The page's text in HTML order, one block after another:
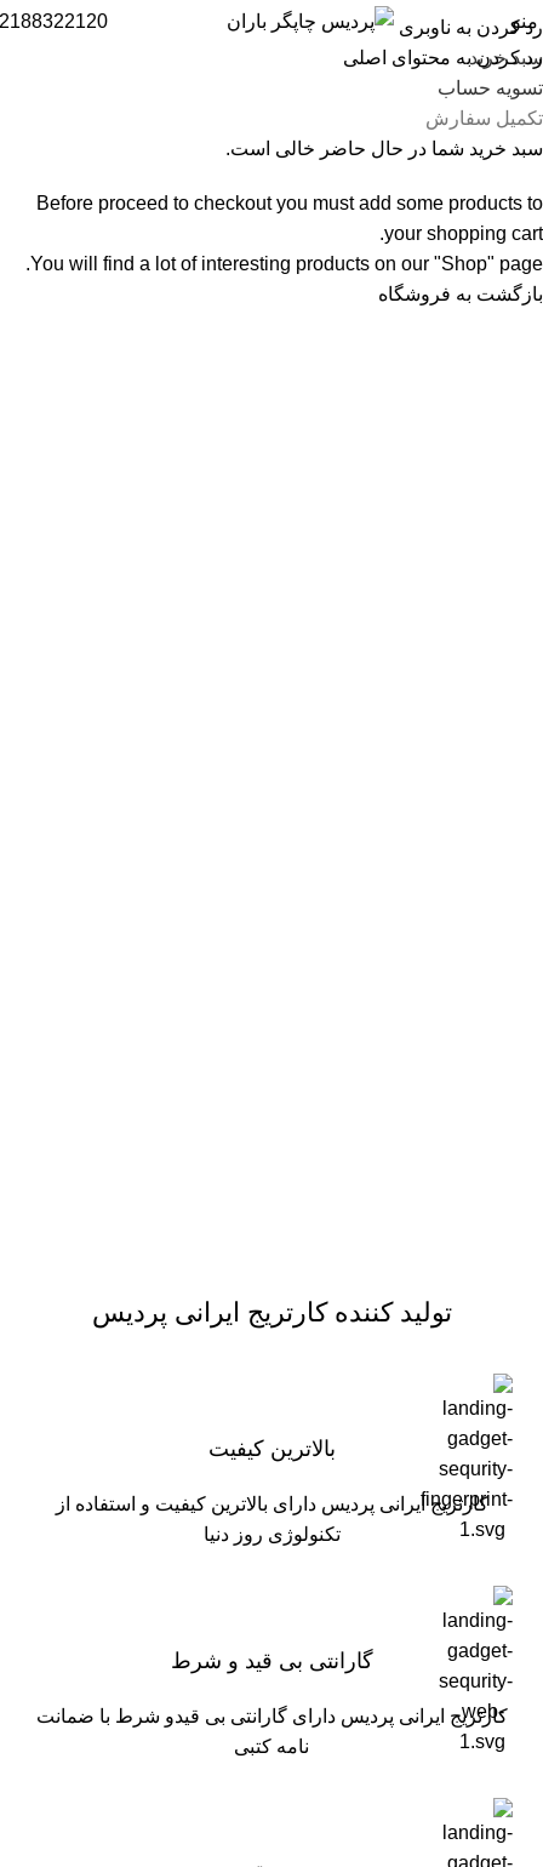
رد کردن به ناوبری
رد کردن به محتوای اصلی
منو
سبد خرید
تسویه حساب
تکمیل سفارش
سبد خرید شما در حال حاضر خالی است.
Before proceed to checkout you must add some products to
your shopping cart.
You will find a lot of interesting products on our "Shop" page.
بازگشت به فروشگاه
تولید کننده کارتریج ایرانی پردیس
بالاترین کیفیت
کارتریج ایرانی پردیس دارای بالاترین کیفیت و استفاده از
تکنولوژی روز دنیا
گارانتی بی قید و شرط
کارتریج ایرانی پردیس دارای گارانتی بی قیدو شرط با ضمانت
نامه کتبی